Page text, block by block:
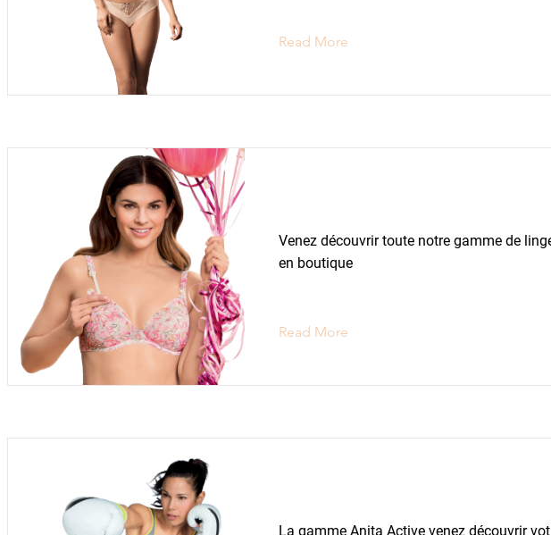
Read More
Venez découvrir toute notre gamme de
en boutique
Read More
La gamme Anita Active venez découvrir